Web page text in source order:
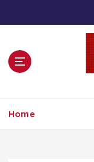
t
Home